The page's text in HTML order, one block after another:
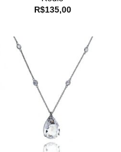
R$135,00